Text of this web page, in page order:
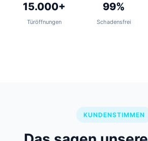
15.000+
Türöffnungen
99%
Schadensfrei
KUNDENSTIMMEN